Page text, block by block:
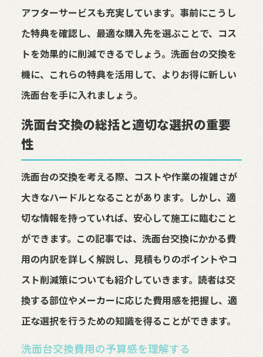
アフターサービスも充実しています。事前にこうし
た特典を確認し、最適な購入先を選ぶことで、コス
トを効果的に削減できるでしょう。洗面台の交換を
機に、これらの特典を活用して、よりお得に新しい
洗面台を手に入れましょう。
洗面台交換の総括と適切な選択の重要
性
洗面台の交換を考える際、コストや作業の複雑さが
大きなハードルとなることがあります。しかし、適
切な情報を持っていれば、安心して施工に臨むこと
ができます。この記事では、洗面台交換にかかる費
用の内訳を詳しく解説し、見積もりのポイントやコ
スト削減策についても紹介していきます。読者は交
換する部位やメーカーに応じた費用感を把握し、適
正な選択を行うための知識を得ることができます。
洗面台交換費用の予算感を理解する